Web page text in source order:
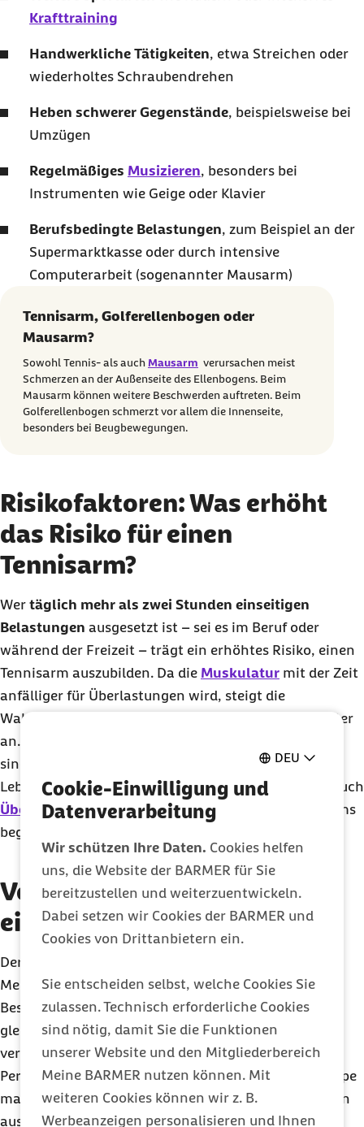
DEU
Cookie-Einwilligung und
Datenverarbeitung
Wir schützen Ihre Daten. Cookies helfen
uns, die Website der BARMER für Sie
bereitzustellen und weiterzuentwickeln.
Dabei setzen wir Cookies der BARMER und
Cookies von Drittanbietern ein.
Sie entscheiden selbst, welche Cookies Sie
zulassen. Technisch erforderliche Cookies
sind nötig, damit Sie die Funktionen
unserer Website und den Mitgliederbereich
Meine BARMER nutzen können. Mit
weiteren Cookies können wir z. B.
Werbeanzeigen personalisieren und Ihnen
Krafttraining
Handwerkliche Tätigkeiten, etwa Streichen oder
wiederholtes Schraubendrehen
Heben schwerer Gegenstände, beispielsweise bei
Umzügen
Regelmäßiges Musizieren, besonders bei
Instrumenten wie Geige oder Klavier
Berufsbedingte Belastungen, zum Beispiel an der
Supermarktkasse oder durch intensive
Computerarbeit (sogenannter Mausarm)
Tennisarm, Golferellenbogen oder
Mausarm?
Sowohl Tennis- als auch Mausarm verursachen meist
Schmerzen an der Außenseite des Ellenbogens. Beim
Mausarm können weitere Beschwerden auftreten. Beim
Golferellenbogen schmerzt vor allem die Innenseite,
besonders bei Beugbewegungen.
Risikofaktoren: Was erhöht
das Risiko für einen
Tennisarm?
Wer täglich mehr als zwei Stunden einseitigen
Belastungen ausgesetzt ist – sei es im Beruf oder
während der Freizeit – trägt ein erhöhtes Risiko, einen
Tennisarm auszubilden. Da die Muskulatur mit der Zeit
anfälliger für Überlastungen wird, steigt die
Wahrscheinlichkeit für einen Tennisarm mit dem Alter
an. Besonders Menschen zwischen 40 und 60 Jahren
sind häufiger betroffen. Zudem spielen
Lebensstilfaktoren eine Rolle: SowohlRauchen
als auch
Übergewichtkönnen die Entstehung eines Tennisarms
begünstigen.
Verbreitung: Wie häufig tritt
ein Tennisarm auf?
Der Tennisarm ist
Menschen in Deutschland sind von diesen
Beschwerden betroffen, wobei Männer und Frauen
gleichermaßen oft erkranken. Anders als der Name
vermuten lässt, tritt ein Tennisarm nicht nur bei
Personen auf, die Tennis spielen. Diese Personengruppe
macht tatsächlich nur zehn Prozent aller Betroffenen
aus. Allerdings entwickelt etwa jede zweite